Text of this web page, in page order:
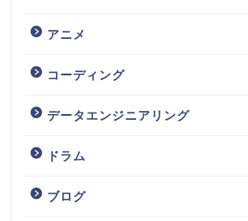
アニメ
コーディング
データエンジニアリング
ドラム
ブログ